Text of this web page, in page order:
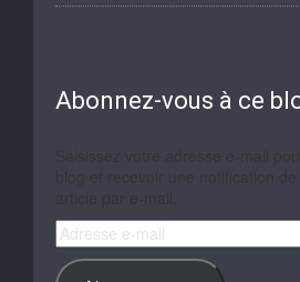
Abonnez-vous à ce
Adresse
e-
mail